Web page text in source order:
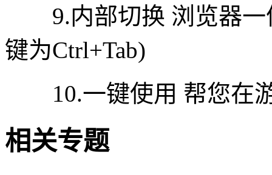
9.内部切换 浏览器一
键为Ctrl+Tab)
10.一键使用 帮您在游
相关专题